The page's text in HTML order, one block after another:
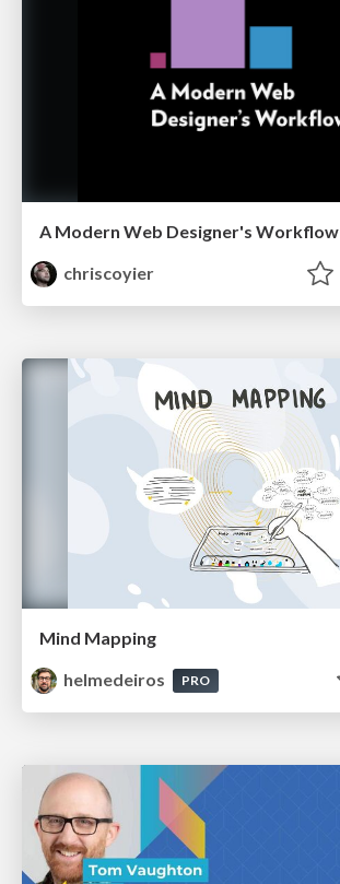
A Modern Web Designer's Workflow
chriscoyier
Mind Mapping
helmedeiros
PRO